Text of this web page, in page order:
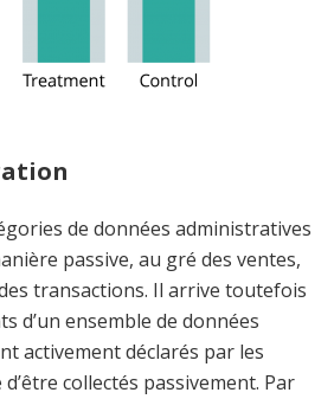
de données administratives
passive, au gré des ventes,
transactions. Il arrive toutefois
d’un ensemble de données
activement déclarés par les
collectés passivement. Par